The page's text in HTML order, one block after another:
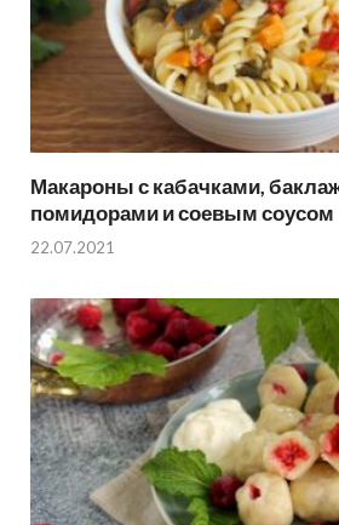
Макароны с кабачками,
помидорами и соевым соусом
22.07.2021